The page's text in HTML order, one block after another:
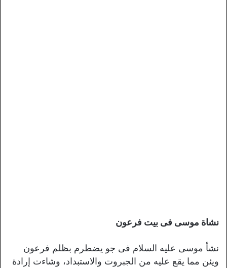
نشاة موسی فی بیت فرعون
نشأ موسی عليه السلام فی جو يضطرم بظلم فرعون
ويئن مما يقع عليه من الجبروت والاستبداد، وشاءت إرادة